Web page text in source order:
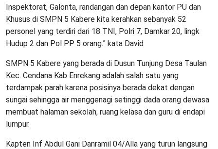
Inspektorat, Galonta, randangan dan depan kantor PU dan
Khusus di SMPN 5 Kabere kita kerahkan sebanyak 52
personel yang terdiri dari 18 TNI, Polri 7, Damkar 20, lingk
Hudup 2 dan Pol PP 5 orang.” kata David
SMPN 5 Kabere yang berada di Dusun Tunjung Desa Taulan
Kec. Cendana Kab Enrekang adalah salah satu yang
terdampak parah karena posisinya berada dekat dengan
sungai sehingga air menggenagi setinggi dada orang dewasa
membuat halaman sekolah, ruang kelasa dan guru di endapi
lumpur.
Kapten Inf Abdul Gani Danramil 04/Alla yang turun langsung